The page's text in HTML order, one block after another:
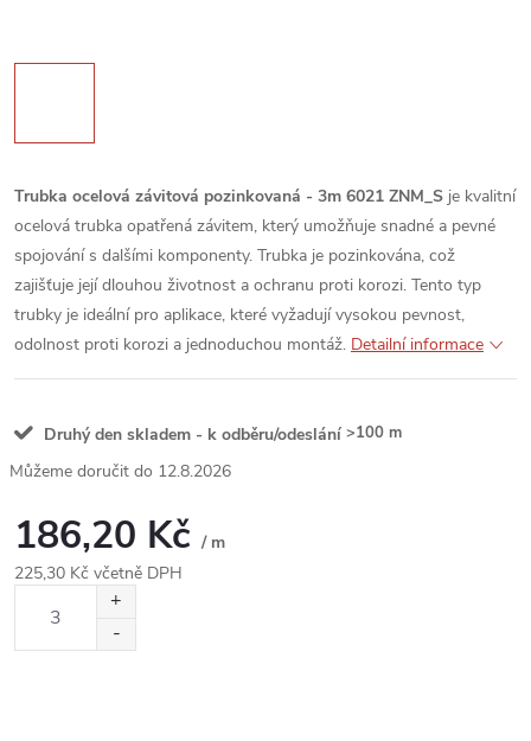
Trubka ocelová závitová pozinkovaná - 3m 6021 ZNM_S je kvalitní
ocelová trubka opatřená závitem, který umožňuje snadné a pevné
spojování s dalšími komponenty. Trubka je pozinkována, což
zajišťuje její dlouhou životnost a ochranu proti korozi. Tento typ
trubky je ideální pro aplikace, které vyžadují vysokou pevnost,
odolnost proti korozi a jednoduchou montáž. Detailní informace
Druhý den skladem - k odběru/odeslání >100 m
12.8.2026
186,20 Kč / m
225,30 Kč včetně DPH